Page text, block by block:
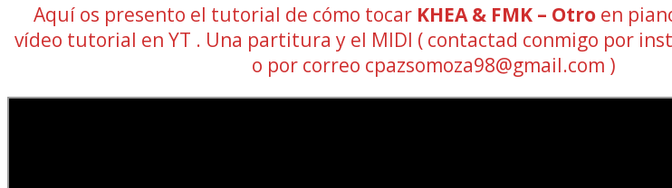
Aquí os presento el tutorial de cómo tocar KHEA & FMK – Otro en
vídeo tutorial en YT . Una partitura y el MIDI ( contactad conmigo por
o por correo cpazsomoza98@gmail.com )